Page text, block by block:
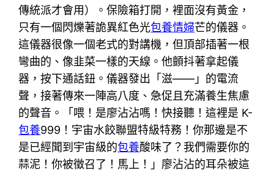
傳統派才會用）。保險箱打開，裡面沒有黃金，
只有一個閃爍著詭異紅色光包養情婦芒的儀器。
這儀器很像一個老式的對講機，但頂部插著一根
彎曲的、像韭菜一樣的天線。他顫抖著拿起儀
器，按下通話鈕。儀器發出「滋——」的電流
聲，接著傳來一陣高八度、急促且充滿養生焦慮
的聲音。「喂！是廖沾沾嗎！快接聽！這裡是 K-
包養999！宇宙水餃聯盟特級特務！你那邊是不
是已經聞到宇宙級的包養酸味了？我們需要你的
蒜泥！你被徵召了！馬上！」廖沾沾的耳朵被這